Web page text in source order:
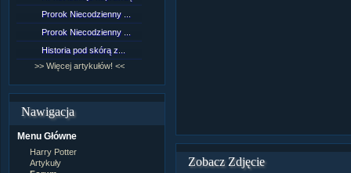
Prorok Niecodzienny ...
Prorok Niecodzienny ...
Historia pod skórą z...
>> Więcej artykułów! <<
Nawigacja
Menu Główne
Harry Potter
Artykuły
Zobacz Zdjęcie